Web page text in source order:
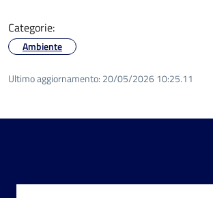
Categorie:
Ambiente
Ultimo aggiornamento: 20/05/2026 10:25.11